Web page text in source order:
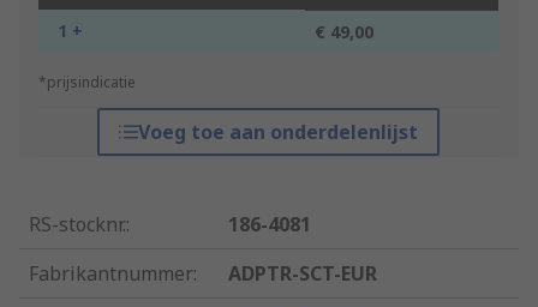
1 + € 49,00
*prijsindicatie
Voeg toe aan onderdelenlijst
RS-stocknr.:
186-4081
Fabrikantnummer:
ADPTR-SCT-EUR